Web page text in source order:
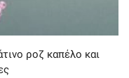
ροζ καπέλο και